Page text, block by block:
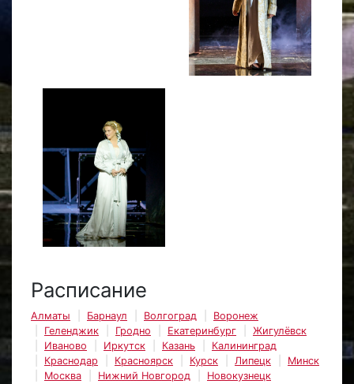
Расписание
Алматы Барнаул Волгоград
Воронеж
Геленджик
Гродно Екатеринбург
Жигулёвск
Иваново
Иркутск Казань
Калининград
Краснодар
Красноярск Курск Липецк
Минск
Москва
Нижний Новгород
Новокузнецк